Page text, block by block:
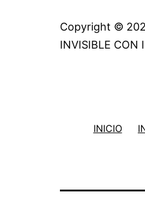
Copyright ©
INVISIBLE CON
INICIO